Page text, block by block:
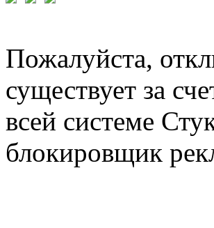
Пожалуйста,
существует за
всей системе
блокировщик